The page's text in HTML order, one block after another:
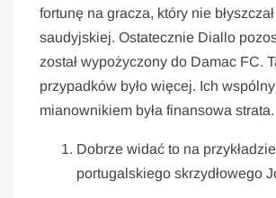
fortunę na gracza, który nie
saudyjskiej. Ostatecznie Diallo
został wypożyczony do Damac FC.
przypadków było więcej. Ich
mianownikiem była finansowa strata.
Dobrze widać to na przykładzie
portugalskiego skrzydłowego